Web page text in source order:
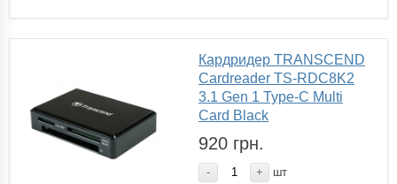
Кардридер TRANSCEND
Cardreader TS-RDC8K2
3.1 Gen 1 Type-C Multi
Card Black
920 грн.
- + шт